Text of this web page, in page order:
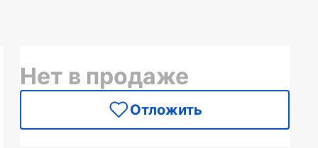
Нет в продаже
Отложить